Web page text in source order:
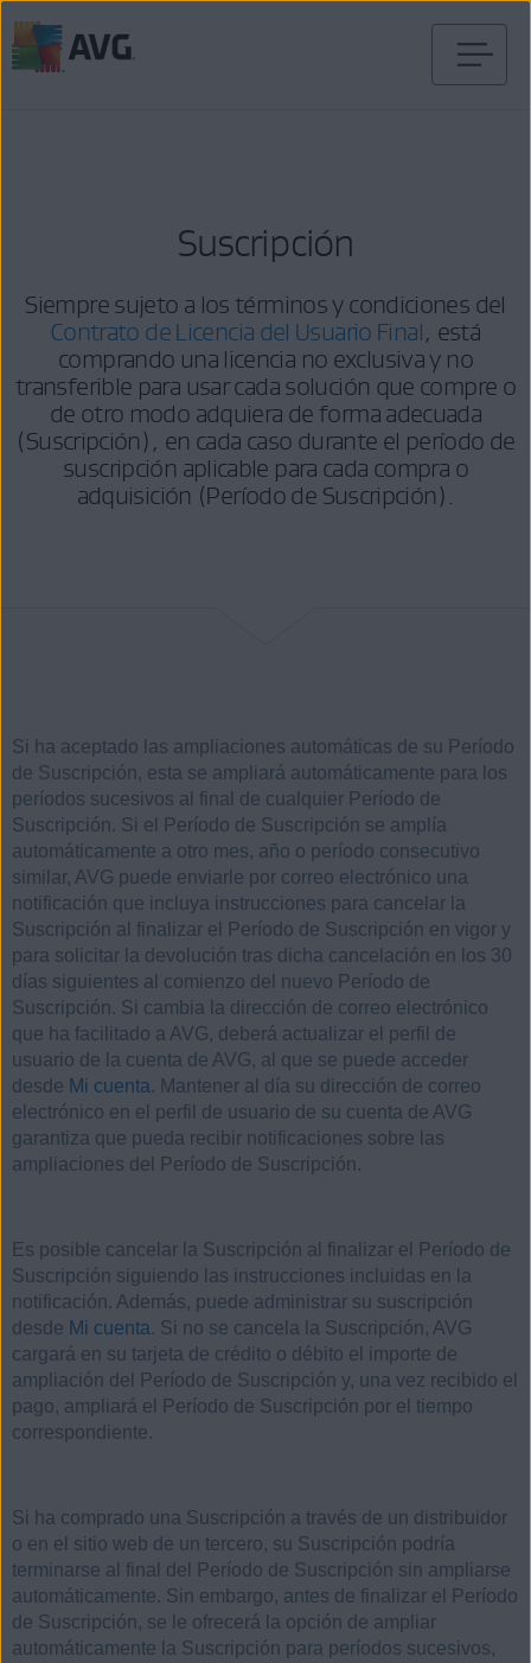
Suscripción
Siempre sujeto a los términos y condiciones del
Contrato de Licencia del Usuario Final, está
comprando una licencia no exclusiva y no
transferible para usar cada solución que compre o
de otro modo adquiera de forma adecuada
(Suscripción), en cada caso durante el período de
suscripción aplicable para cada compra o
adquisición (Período de Suscripción).
Si ha aceptado las ampliaciones automáticas de su Período
de Suscripción, esta se ampliará automáticamente para los
períodos sucesivos al final de cualquier Período de
Suscripción. Si el Período de Suscripción se amplía
automáticamente a otro mes, año o período consecutivo
similar, AVG puede enviarle por correo electrónico una
notificación que incluya instrucciones para cancelar la
Suscripción al finalizar el Período de Suscripción en vigor y
para solicitar la devolución tras dicha cancelación en los 30
días siguientes al comienzo del nuevo Período de
Suscripción. Si cambia la dirección de correo electrónico
que ha facilitado a AVG, deberá actualizar el perfil de
usuario de la cuenta de AVG, al que se puede acceder
desde Mi cuenta. Mantener al día su dirección de correo
electrónico en el perfil de usuario de su cuenta de AVG
garantiza que pueda recibir notificaciones sobre las
ampliaciones del Período de Suscripción.
Es posible cancelar la Suscripción al finalizar el Período de
Suscripción siguiendo las instrucciones incluidas en la
notificación. Además, puede administrar su suscripción
desde Mi cuenta. Si no se cancela la Suscripción, AVG
cargará en su tarjeta de crédito o débito el importe de
ampliación del Período de Suscripción y, una vez recibido el
pago, ampliará el Período de Suscripción por el tiempo
correspondiente.
Si ha comprado una Suscripción a través de un distribuidor
o en el sitio web de un tercero, su Suscripción podría
terminarse al final del Período de Suscripción sin ampliarse
automáticamente. Sin embargo, antes de finalizar el Período
de Suscripción, se le ofrecerá la opción de ampliar
automáticamente la Suscripción para períodos sucesivos,